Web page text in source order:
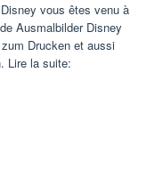
vous êtes venu à
Ausmalbilder Disney
Drucken et aussi
Lire la suite: